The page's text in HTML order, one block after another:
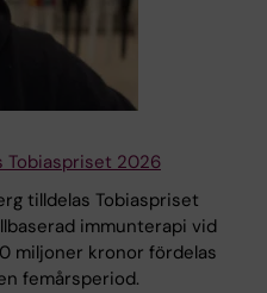
Tobiaspriset 2026
tilldelas Tobiaspriset
immunterapi vid
miljoner kronor fördelas
femårsperiod.